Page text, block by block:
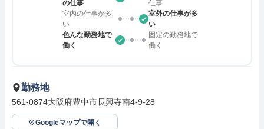
の仕事
仕事
室内の仕事が多
い
室外の仕事が多
い
色んな勤務地で
働く
固定の勤務地で
働く
勤務地
561-0874大阪府豊中市長興寺南4-9-28
Googleマップで開く